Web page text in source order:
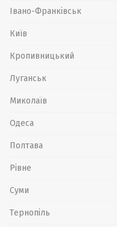
Івано-Франківськ
Київ
Кропивницький
Луганськ
Миколаїв
Одеса
Полтава
Рівне
Суми
Тернопіль